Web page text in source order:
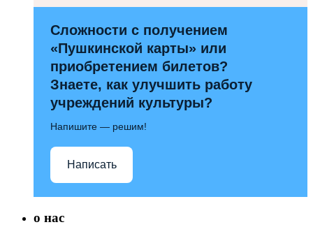
Сложности с получением
«Пушкинской карты» или
приобретением билетов?
Знаете, как улучшить работу
учреждений культуры?
Напишите — решим!
Написать
о нас